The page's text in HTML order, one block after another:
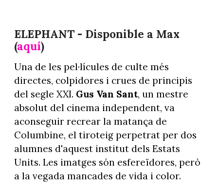
ELEPHANT - Disponible a Max
(aquí)
Una de les pel·lícules de culte més
directes, colpidores i crues de principis
del segle XXI. Gus Van Sant, un mestre
absolut del cinema independent, va
aconseguir recrear la matança de
Columbine, el tiroteig perpetrat per dos
alumnes d'aquest institut dels Estats
Units. Les imatges són esfereïdores, però
a la vegada mancades de vida i color.